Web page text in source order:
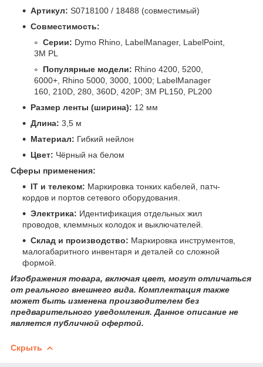
Артикул: S0718100 / 18488 (совместимый)
Совместимость:
Серии: Dymo Rhino, LabelManager, LabelPoint,
3M PL
Популярные модели: Rhino 4200, 5200,
6000+, Rhino 5000, 3000, 1000; LabelManager
160, 210D, 280, 360D, 420P; 3M PL150, PL200
Размер ленты (ширина): 12 мм
Длина: 3,5 м
Материал: Гибкий нейлон
Цвет: Чёрный на белом
Сферы применения:
IT и телеком: Маркировка тонких кабелей, патч-
кордов и портов сетевого оборудования.
Электрика: Идентификация отдельных жил
проводов, клеммных колодок и выключателей.
Склад и производство: Маркировка инструментов,
малогабаритного инвентаря и деталей со сложной
формой.
Изображения товара, включая цвет, могут отличаться
от реального внешнего вида. Комплектация также
может быть изменена производителем без
предварительного уведомления. Данное описание не
является публичной офертой.
Скрыть